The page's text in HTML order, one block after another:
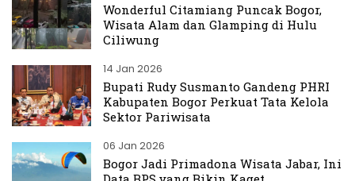
Wonderful Citamiang Puncak Bogor,
Wisata Alam dan Glamping di Hulu
Ciliwung
14 Jan 2026
Bupati Rudy Susmanto Gandeng PHRI
Kabupaten Bogor Perkuat Tata Kelola
Sektor Pariwisata
06 Jan 2026
Bogor Jadi Primadona Wisata Jabar, Ini